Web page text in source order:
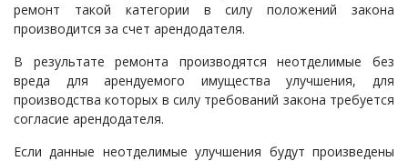
ремонт такой категории в силу положений закона
производится за счет арендодателя.
В результате ремонта производятся неотделимые без
вреда для арендуемого имущества улучшения, для
производства которых в силу требований закона требуется
согласие арендодателя.
Если данные неотделимые улучшения будут произведены